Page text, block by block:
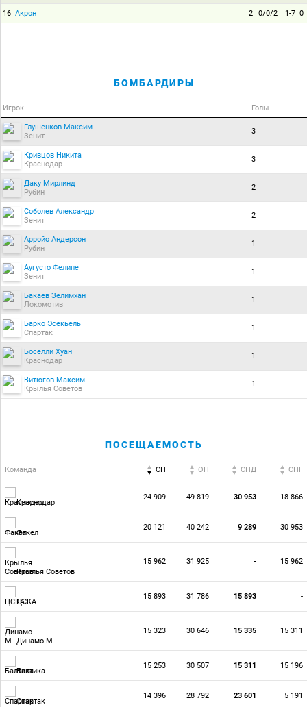
16 Акрон 2 0/0/2 1-7 0
БОМБАРДИРЫ
Игрок Голы
Глушенков Максим
Зенит
3
Кривцов Никита
Краснодар
3
Даку Мирлинд
Рубин
2
Соболев Александр
Зенит
2
Арройо Андерсон
Рубин
1
Аугусто Фелипе
Зенит
1
Бакаев Зелимхан
Локомотив
1
Барко Эсекьель
Спартак
1
Боселли Хуан
Краснодар
1
Витюгов Максим
Крылья Советов
1
ПОСЕЩАЕМОСТЬ
Команда СП ОП CПД CПГ
Краснодар
24 909 49 819 30 953 18 866
Факел
20 121 40 242 9 289 30 953
Крылья Советов
15 962 31 925 - 15 962
ЦСКА
15 893 31 786 15 893 -
Динамо М
15 323 30 646 15 335 15 311
Балтика
15 253 30 507 15 311 15 196
Спартак
14 396 28 792 23 601 5 191